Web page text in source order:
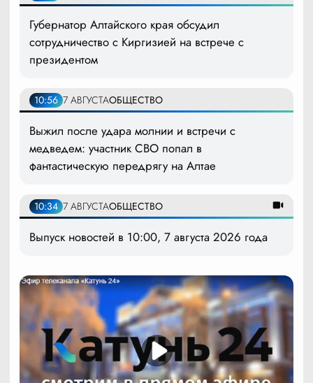
Губернатор Алтайского края обсудил
сотрудничество с Киргизией на встрече с
президентом
10:56 7 АВГУСТАОБЩЕСТВО
Выжил после удара молнии и встречи с
медведем: участник СВО попал в
фантастическую передрягу на Алтае
10:34 7 АВГУСТАОБЩЕСТВО
Выпуск новостей в 10:00, 7 августа 2026 года